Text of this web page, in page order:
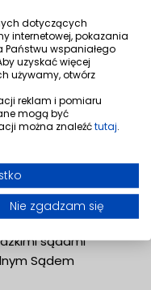
lecz także
prawniczych
organów
sądów
pełnomocnika
sądami
Sądem
dotyczących
internetowej, pokazania
wspaniałego
uzyskać więcej
używamy, otwórz
reklam i pomiaru
mogą być
można znaleźćtutaj.
Nie zgadzam się